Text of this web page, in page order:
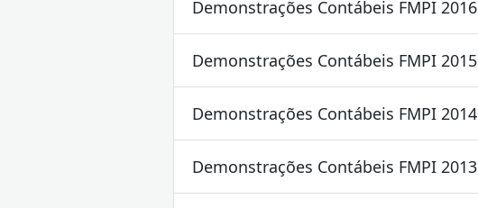
Demonstrações Contábeis FMPI 2016
Demonstrações Contábeis FMPI 2015
Demonstrações Contábeis FMPI 2014
Demonstrações Contábeis FMPI 2013